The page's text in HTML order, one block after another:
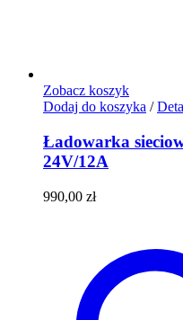
Zobacz koszyk
Dodaj do koszyka /
Ładowarka
24V/12A
990,00 zł